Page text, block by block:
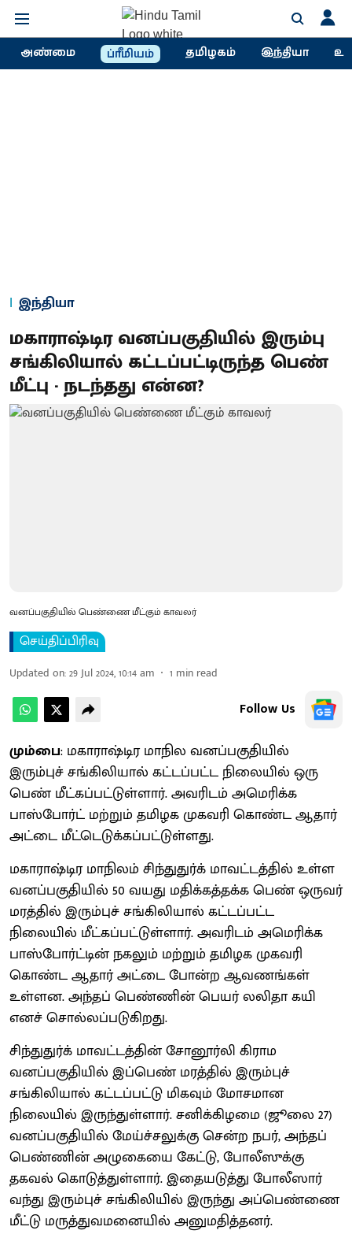
அண்மை ப்ரீமியம் தமிழகம் இந்தியா
இந்தியா
மகாராஷ்டிர வனப்பகுதியில் இரும்பு
சங்கிலியால் கட்டப்பட்டிருந்த பெண்
மீட்பு - நடந்தது என்ன?
வனப்பகுதியில் பெண்ணை மீட்கும் காவலர்
செய்திப்பிரிவு
Updated on:29 Jul 2024, 10:14 am 1 min read
Follow Us
மும்பை: மகாராஷ்டிர மாநில வனப்பகுதியில்
இரும்புச் சங்கிலியால் கட்டப்பட்ட நிலையில் ஒரு
பெண் மீட்கப்பட்டுள்ளார். அவரிடம் அமெரிக்க
பாஸ்போர்ட் மற்றும் தமிழக முகவரி கொண்ட ஆதார்
அட்டை மீட்டெடுக்கப்பட்டுள்ளது.
மகாராஷ்டிர மாநிலம் சிந்துதுர்க் மாவட்டத்தில் உள்ள
வனப்பகுதியில் 50 வயது மதிக்கத்தக்க பெண் ஒருவர்
மரத்தில் இரும்புச் சங்கிலியால் கட்டப்பட்ட
நிலையில் மீட்கப்பட்டுள்ளார். அவரிடம் அமெரிக்க
பாஸ்போர்ட்டின் நகலும் மற்றும் தமிழக முகவரி
கொண்ட ஆதார் அட்டை போன்ற ஆவணங்கள்
உள்ளன. அந்தப் பெண்ணின் பெயர் லலிதா கயி
எனச் சொல்லப்படுகிறது.
சிந்துதுர்க் மாவட்டத்தின் சோனூர்லி கிராம
வனப்பகுதியில் இப்பெண் மரத்தில் இரும்புச்
சங்கிலியால் கட்டப்பட்டு மிகவும் மோசமான
நிலையில் இருந்துள்ளார். சனிக்கிழமை (ஜூலை 27)
வனப்பகுதியில் மேய்ச்சலுக்கு சென்ற நபர், அந்தப்
பெண்ணின் அழுகையை கேட்டு, போலீஸுக்கு
தகவல் கொடுத்துள்ளார். இதையடுத்து போலீஸார்
வந்து இரும்புச் சங்கிலியில் இருந்து அப்பெண்ணை
மீட்டு மருத்துவமனையில் அனுமதித்தனர்.